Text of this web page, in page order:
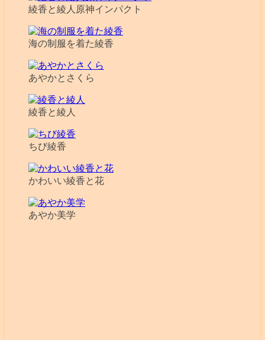
綾香と綾人原神インパクト
海の制服を着た綾香
あやかとさくら
綾香と綾人
ちび綾香
かわいい綾香と花
あやか美学